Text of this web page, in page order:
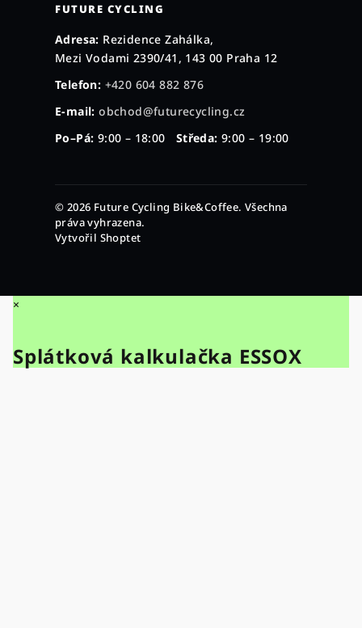
FUTURE CYCLING
Adresa: Rezidence Zahálka,
Mezi Vodami 2390/41, 143 00 Praha 12
Telefon: +420 604 882 876
E-mail: obchod@futurecycling.cz
Po–Pá: 9:00 – 18:00 Středa: 9:00 – 19:00
© 2026 Future Cycling Bike&Coffee. Všechna
práva vyhrazena.
Vytvořil Shoptet
×
Splátková kalkulačka ESSOX